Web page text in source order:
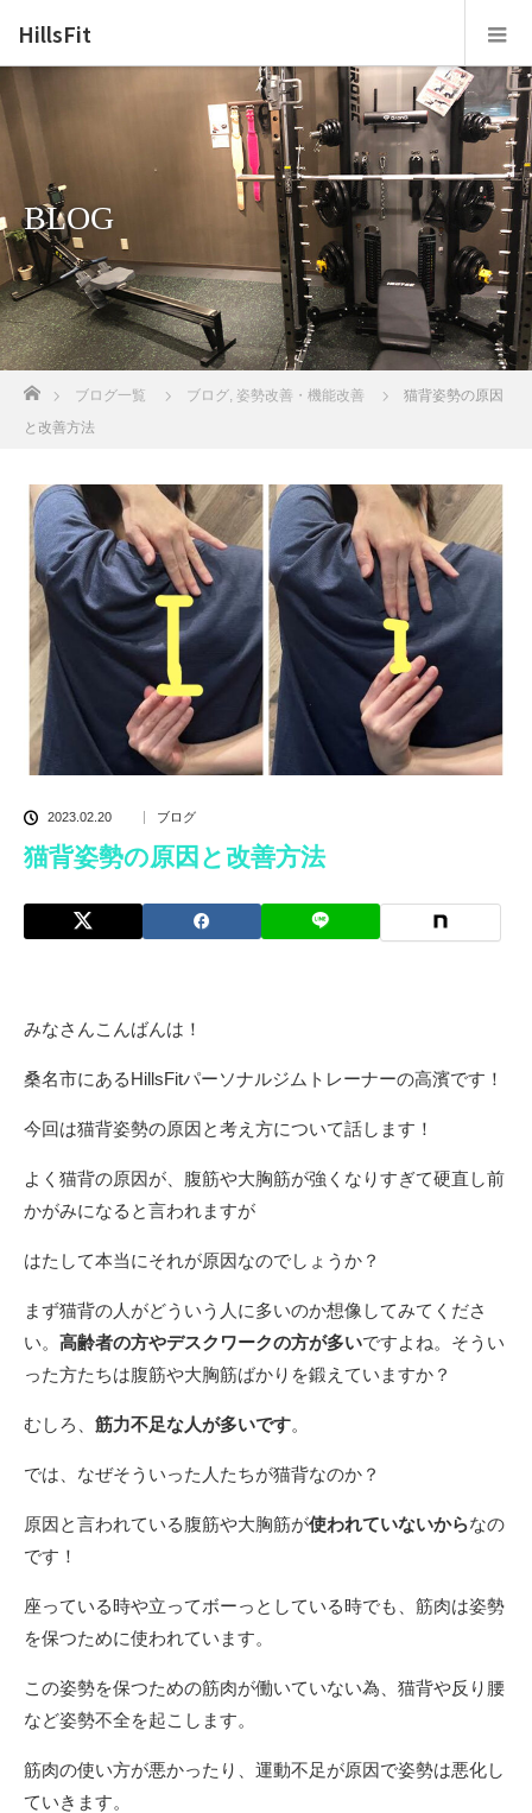
HillsFit
BLOG
ブログ一覧 ブログ, 姿勢改善・機能改善
猫背姿勢の原因
と改善方法
2023.02.20 ブログ
猫背姿勢の原因と改善方法
みなさんこんばんは！
桑名市にあるHillsFitパーソナルジムトレーナーの高濱です！
今回は猫背姿勢の原因と考え方について話します！
よく猫背の原因が、腹筋や大胸筋が強くなりすぎて硬直し前
かがみになると言われますが
はたして本当にそれが原因なのでしょうか？
まず猫背の人がどういう人に多いのか想像してみてくださ
い。 高齢者の方やデスクワークの方が多いですよね。そうい
った方たちは腹筋や大胸筋ばかりを鍛えていますか？
むしろ、 筋力不足な人が多いです。
では、なぜそういった人たちが猫背なのか？
原因と言われている腹筋や大胸筋が使われていないからなの
です！
座っている時や立ってボーっとしている時でも、筋肉は姿勢
を保つために使われています。
この姿勢を保つための筋肉が働いていない為、猫背や反り腰
など姿勢不全を起こします。
筋肉の使い方が悪かったり、運動不足が原因で姿勢は悪化し
ていきます。